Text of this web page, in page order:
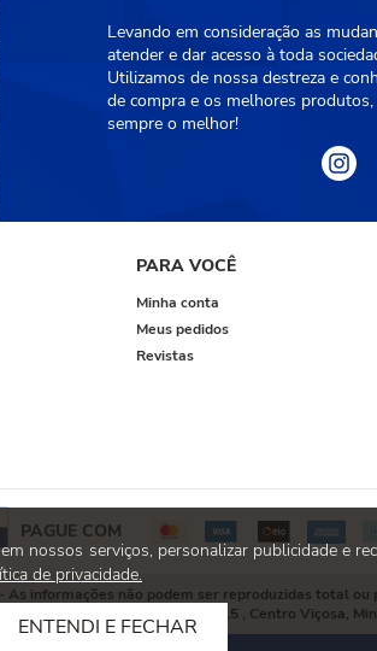
Levando em consideração as
atender e dar acesso à toda
Utilizamos de nossa destreza e
de compra e os melhores
sempre o melhor!
PARA VOCÊ
Minha conta
Meus pedidos
Revistas
PAGUE COM
As informações não podem ser reproduzidas total
0001-41 | Avenida P.H. Rolfs, 215 , Centro Viçosa,
nossos serviços, personalizar publicidade e
de privacidade.
ENTENDI E FECHAR